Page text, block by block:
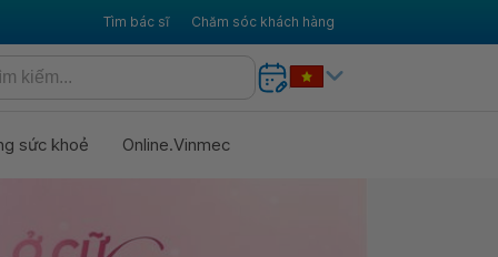
Tìm bác sĩ Chăm sóc khách hàng
sức khoẻ Online.Vinmec